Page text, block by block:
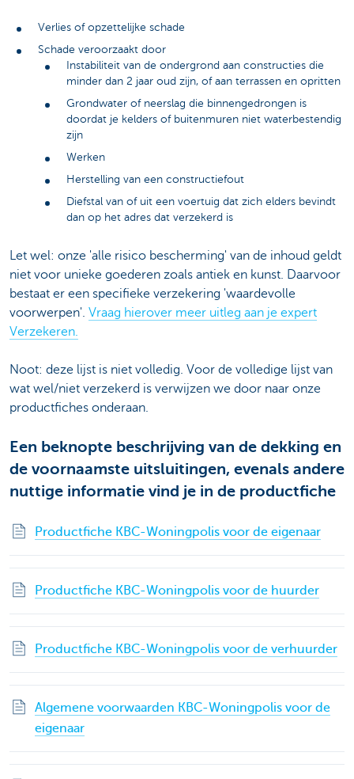
Verlies of opzettelijke schade
Schade veroorzaakt door
Instabiliteit van de ondergrond aan constructies die
minder dan 2 jaar oud zijn, of aan terrassen en opritten
Grondwater of neerslag die binnengedrongen is
doordat je kelders of buitenmuren niet waterbestendig
zijn
Werken
Herstelling van een constructiefout
Diefstal van of uit een voertuig dat zich elders bevindt
dan op het adres dat verzekerd is
Let wel: onze 'alle risico bescherming' van de inhoud geldt
niet voor unieke goederen zoals antiek en kunst. Daarvoor
bestaat er een specifieke verzekering 'waardevolle
voorwerpen'. Vraag hierover meer uitleg aan je expert
Verzekeren.
Noot: deze lijst is niet volledig. Voor de volledige lijst van
wat wel/niet verzekerd is verwijzen we door naar onze
productfiches onderaan.
Een beknopte beschrijving van de dekking en
de voornaamste uitsluitingen, evenals andere
nuttige informatie vind je in de productfiche
Productfiche KBC-Woningpolis voor de eigenaar
Productfiche KBC-Woningpolis voor de huurder
Productfiche KBC-Woningpolis voor de verhuurder
Algemene voorwaarden KBC-Woningpolis voor de
eigenaar